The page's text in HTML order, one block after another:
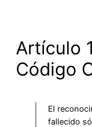
Artículo
Código
El
fallecido